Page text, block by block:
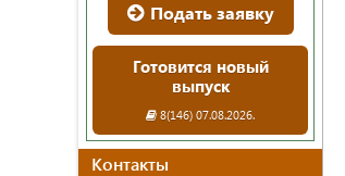
Подать заявку
Готовится новый
выпуск
8(146) 07.08.2026.
Контакты